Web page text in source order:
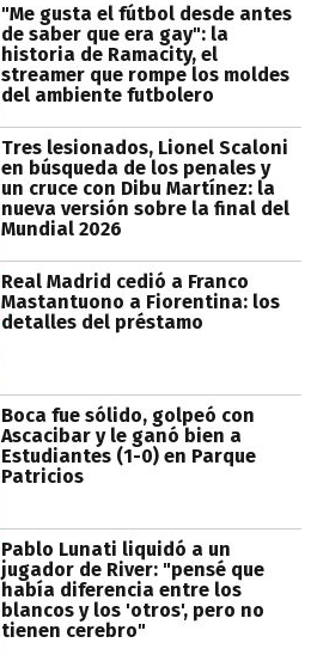
"Me gusta el fútbol desde antes
de saber que era gay": la
historia de Ramacity, el
streamer que rompe los moldes
del ambiente futbolero
Tres lesionados, Lionel Scaloni
en búsqueda de los penales y
un cruce con Dibu Martínez: la
nueva versión sobre la final del
Mundial 2026
Real Madrid cedió a Franco
Mastantuono a Fiorentina: los
detalles del préstamo
Boca fue sólido, golpeó con
Ascacibar y le ganó bien a
Estudiantes (1-0) en Parque
Patricios
Pablo Lunati liquidó a un
jugador de River: "pensé que
había diferencia entre los
blancos y los 'otros', pero no
tienen cerebro"